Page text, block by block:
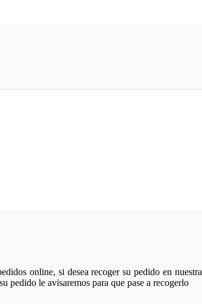
online, si desea recoger su pedido en
pedido le avisaremos para que pase a recogerlo